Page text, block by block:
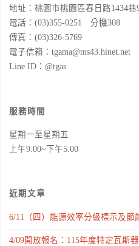
地址：桃園市桃園區春日路1434巷
電話：(03)355-0251 分機308
傳真：(03)326-5769
電子信箱：tgama@ms43.hinet.net
Line ID：@tgas
服務時間
星期一至星期五
上午9:00~下午5:00
近期文章
6/11（四）能源效率分級標示及
4/09開放報名：115年度特定瓦斯